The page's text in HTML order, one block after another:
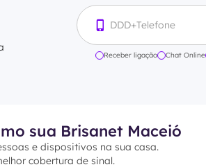
Receber ligação Chat Online
sua Brisanet Maceió
e dispositivos na sua casa.
cobertura de sinal.